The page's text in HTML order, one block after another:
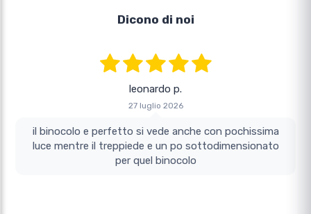
Dicono di noi
leonardo p.
27 luglio 2026
il binocolo e perfetto si vede anche con pochissima
luce mentre il treppiede e un po sottodimensionato
per quel binocolo